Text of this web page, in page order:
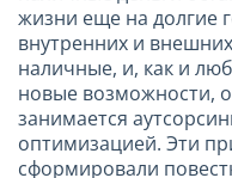
жизни еще на долгие
внутренних и
наличные, и, как и
новые возможности,
занимается
оптимизацией. Эти
сформировали